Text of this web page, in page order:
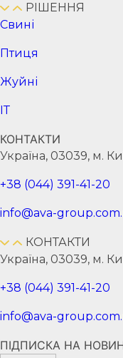
РІШЕННЯ
Cвині
Птиця
Жуйні
ІТ
КОНТАКТИ
Україна, 03039, м.
+38 (044) 391-41-20
info@ava-
КОНТАКТИ
Україна, 03039, м.
+38 (044) 391-41-20
info@ava-
ПІДПИСКА НА